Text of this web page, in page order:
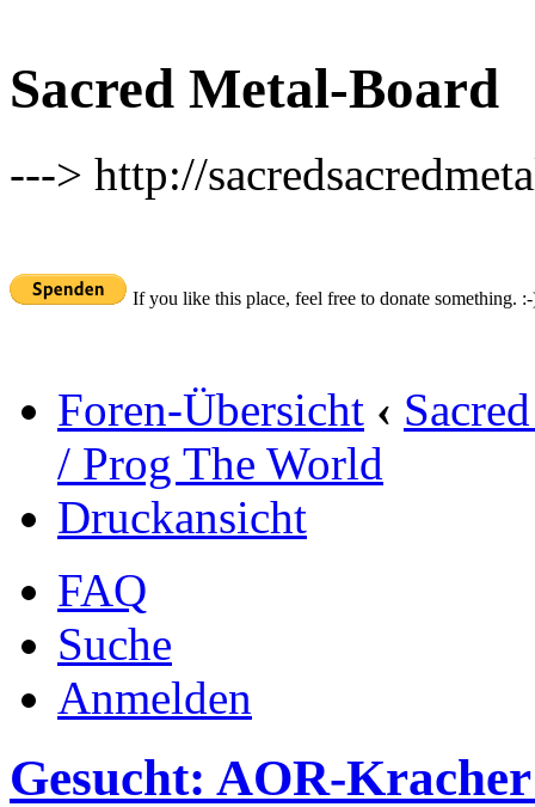
Sacred Metal-Board
---> http://
If you like this place, feel free to donate something.
Foren-Übersicht ‹
/ Prog The World
Druckansicht
FAQ
Suche
Anmelden
Gesucht: AOR-